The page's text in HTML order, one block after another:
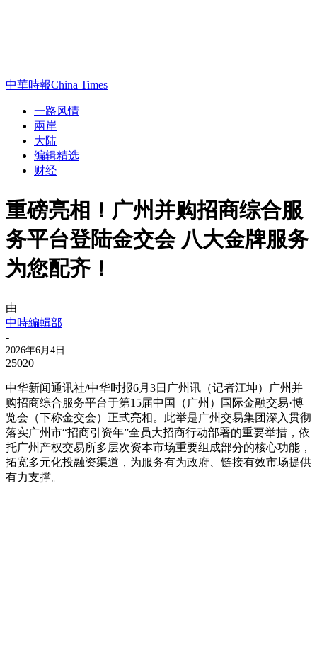
中華時報China Times
一路风情
兩岸
大陆
编辑精选
财经
重磅亮相！广州并购招商综合服
务平台登陆金交会 八大金牌服务
为您配齐！
由
中時編輯部
-
2026年6月4日
25020
中华新闻通讯社/中华时报6月3日广州讯（记者江坤）广州并
购招商综合服务平台于第15届中国（广州）国际金融交易·博
览会（下称金交会）正式亮相。此举是广州交易集团深入贯彻
落实广州市“招商引资年”全员大招商行动部署的重要举措，依
托广州产权交易所多层次资本市场重要组成部分的核心功能，
拓宽多元化投融资渠道，为服务有为政府、链接有效市场提供
有力支撑。